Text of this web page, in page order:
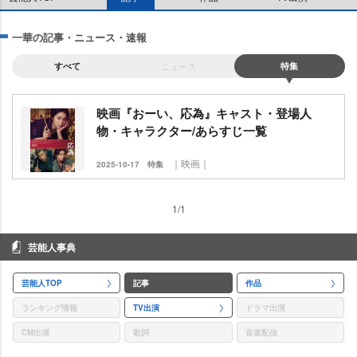
一華の記事・ニュース・速報
すべて ニュース 特集
映画『おーい、応為』キャスト・登場人
物・キャラクター/あらすじ一覧
2025-10-17 特集 ｜映画｜
1/1
芸能人事典
芸能人TOP 記事 作品
ランキング情報 TV出演 ドラマ出演
CM出演 歌詞 音楽配信